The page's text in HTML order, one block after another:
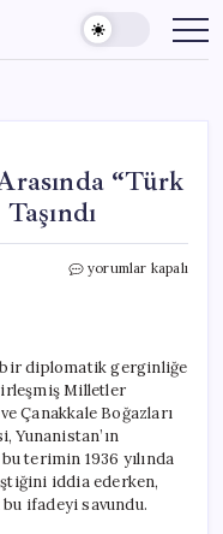
“Türk
Yunanistan
Boğazları”
Krizi:
BM’ye
Taşındı
için
yorumlar kapalı
diplomatik gerginliğe
Milletler
Çanakkale Boğazları
Yunanistan’ın
terimin 1936 yılında
iddia ederken,
ifadeyi savundu.